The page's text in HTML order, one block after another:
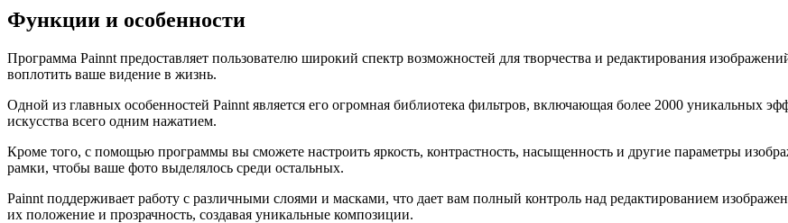
Функции и особенности
Программа Painnt предоставляет пользователю широкий спектр возможностей для творчества и редактирования
воплотить ваше видение в жизнь.
Одной из главных особенностей Painnt является его огромная библиотека фильтров, включающая более 2000 уникальных
искусства всего одним нажатием.
Кроме того, с помощью программы вы сможете настроить яркость, контрастность, насыщенность и другие параметры
рамки, чтобы ваше фото выделялось среди остальных.
Painnt поддерживает работу с различными слоями и масками, что дает вам полный контроль над редактированием
их положение и прозрачность, создавая уникальные композиции.